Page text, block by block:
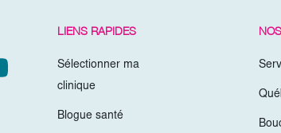
LIENS RAPIDES
Sélectionner ma
clinique
Blogue santé